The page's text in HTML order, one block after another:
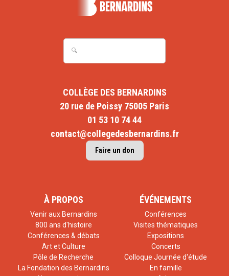
COLLÈGE DES BERNARDINS
20 rue de Poissy 75005 Paris
01 53 10 74 44
contact@collegedesbernardins.fr
Faire un don
À PROPOS
Venir aux Bernardins
800 ans d'histoire
Conférences & débats
Art et Culture
Pôle de Recherche
La Fondation des Bernardins
ÉVÉNEMENTS
Conférences
Visites thématiques
Expositions
Concerts
Colloque Journée d'étude
En famille